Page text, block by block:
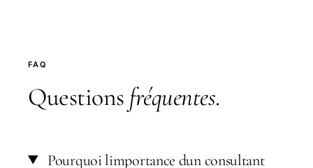
FAQ
Questions fréquentes.
Pourquoi limportance dun consultant